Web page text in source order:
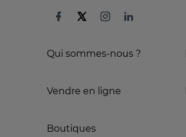
Qui sommes-nous ?
Vendre en ligne
Boutiques